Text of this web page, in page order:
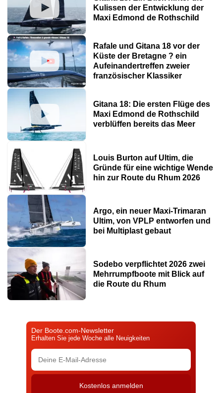
Kulissen der Entwicklung der
Maxi Edmond de Rothschild
Rafale und Gitana 18 vor der
Küste der Bretagne ? ein
Aufeinandertreffen zweier
französischer Klassiker
Gitana 18: Die ersten Flüge des
Maxi Edmond de Rothschild
verblüffen bereits das Meer
Louis Burton auf Ultim, die
Gründe für eine wichtige Wende
hin zur Route du Rhum 2026
Argo, ein neuer Maxi-Trimaran
Ultim, von VPLP entworfen und
bei Multiplast gebaut
Sodebo verpflichtet 2026 zwei
Mehrrumpfboote mit Blick auf
die Route du Rhum
Der Boote.com-Newsletter
Erhalten Sie jede Woche alle Neuigkeiten